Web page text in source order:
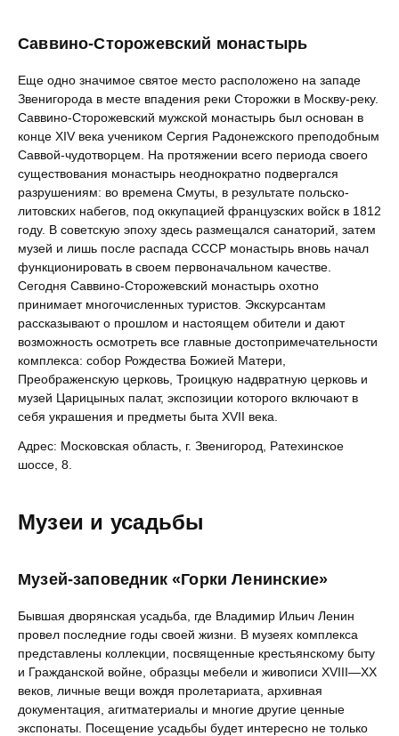
Саввино-Сторожевский монастырь
Еще одно значимое святое место расположено на западе
Звенигорода в месте впадения реки Сторожки в Москву-реку.
Саввино-Сторожевский мужской монастырь был основан в
конце XIV века учеником Сергия Радонежского преподобным
Саввой-чудотворцем. На протяжении всего периода своего
существования монастырь неоднократно подвергался
разрушениям: во времена Смуты, в результате польско-
литовских набегов, под оккупацией французских войск в 1812
году. В советскую эпоху здесь размещался санаторий, затем
музей и лишь после распада СССР монастырь вновь начал
функционировать в своем первоначальном качестве.
Сегодня Саввино-Сторожевский монастырь охотно
принимает многочисленных туристов. Экскурсантам
рассказывают о прошлом и настоящем обители и дают
возможность осмотреть все главные достопримечательности
комплекса: собор Рождества Божией Матери,
Преображенскую церковь, Троицкую надвратную церковь и
музей Царицыных палат, экспозиции которого включают в
себя украшения и предметы быта XVII века.
Адрес: Московская область, г. Звенигород, Ратехинское
шоссе, 8.
Музеи и усадьбы
Музей-заповедник «Горки Ленинские»
Бывшая дворянская усадьба, где Владимир Ильич Ленин
провел последние годы своей жизни. В музеях комплекса
представлены коллекции, посвященные крестьянскому быту
и Гражданской войне, образцы мебели и живописи XVIII—XX
веков, личные вещи вождя пролетариата, архивная
документация, агитматериалы и многие другие ценные
экспонаты. Посещение усадьбы будет интересно не только